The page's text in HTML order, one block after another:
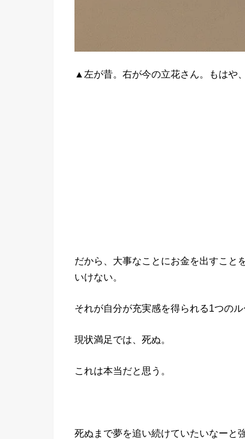
▲左が昔。右が今の立花さん。もはや
だから、大事なことにお金を出すこと
いけない。
それが自分が充実感を得られる1つのル
現状満足では、死ぬ。
これは本当だと思う。
死ぬまで夢を追い続けていたいなーと